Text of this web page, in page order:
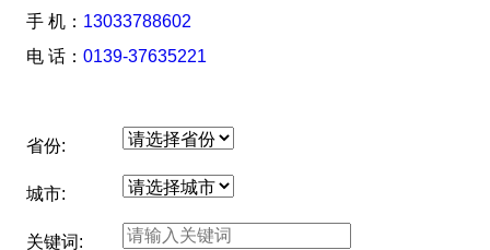
手 机： 13033788602
电 话： 0139-37635221
省份:
城市:
关键词: